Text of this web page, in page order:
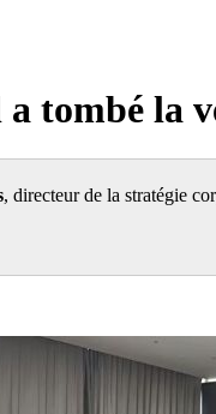
tombé la
, directeur de la stratégie